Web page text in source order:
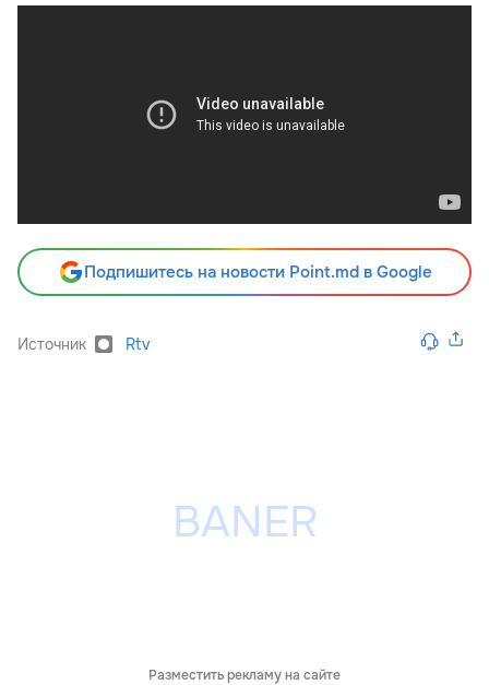
Подпишитесь на новости Point.md в Google
Источник Rtv
Разместить рекламу на сайте